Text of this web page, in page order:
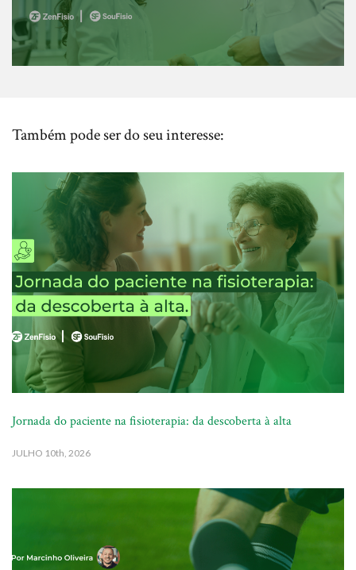
Também pode ser do seu interesse:
Jornada do paciente na fisioterapia: da descoberta à alta
JULHO 10th, 2026